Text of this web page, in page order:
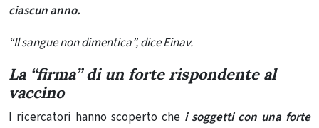
ciascun anno.
“Il sangue non dimentica”, dice Einav.
La “firma” di un forte rispondente al
vaccino
I ricercatori hanno scoperto che i soggetti con una forte